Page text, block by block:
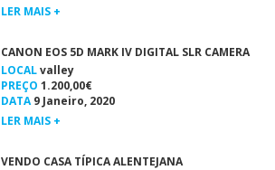
LER MAIS +
CANON EOS 5D MARK IV DIGITAL SLR CAMERA
LOCALvalley
PREÇO 1.200,00€
DATA9 Janeiro, 2020
LER MAIS +
VENDO CASA TÍPICA ALENTEJANA